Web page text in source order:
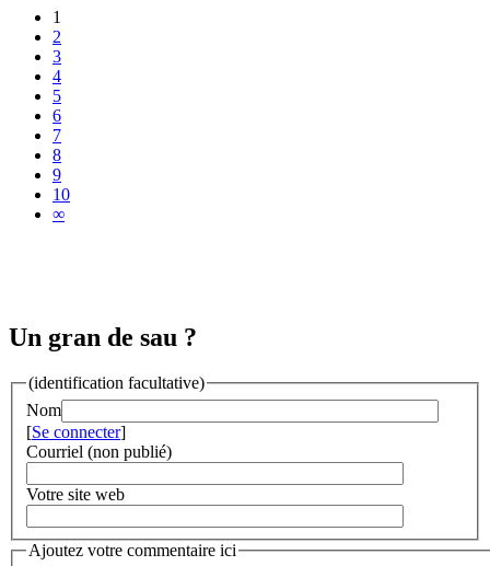
1
2
3
4
5
6
7
8
9
10
∞
Un gran de sau ?
(identification facultative)
Nom
[Se connecter]
Courriel (non publié)
Votre site web
Ajoutez votre commentaire ici